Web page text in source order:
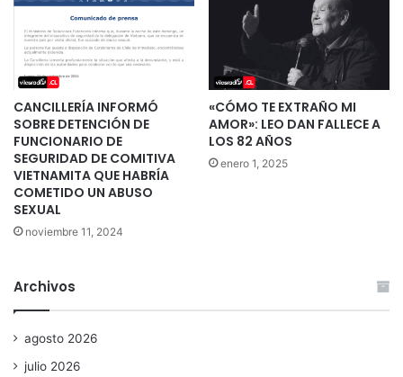
CANCILLERÍA INFORMÓ
SOBRE DETENCIÓN DE
FUNCIONARIO DE
SEGURIDAD DE COMITIVA
VIETNAMITA QUE HABRÍA
COMETIDO UN ABUSO
SEXUAL
noviembre 11, 2024
«CÓMO TE EXTRAÑO MI
AMOR»: LEO DAN FALLECE A
LOS 82 AÑOS
enero 1, 2025
Archivos
agosto 2026
julio 2026